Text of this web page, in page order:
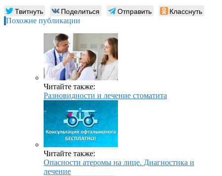
Твитнуть Поделиться Отправить Класснуть
Похожие публикации
Читайте также:
Разновидности и лечение стоматита
Читайте также:
Опасности атеромы на лице. Диагностика и
лечение